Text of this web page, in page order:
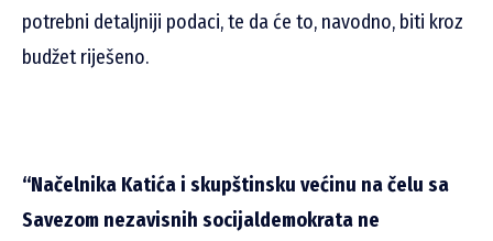
potrebni detaljniji podaci, te da će to, navodno, biti kroz
budžet riješeno.
“Načelnika Katića i skupštinsku većinu na čelu sa
Savezom nezavisnih socijaldemokrata ne